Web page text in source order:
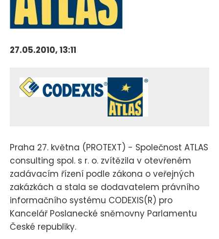
27.05.2010, 13:11
Praha 27. května (PROTEXT) - Společnost ATLAS
consulting spol. s r. o. zvítězila v otevřeném
zadávacím řízení podle zákona o veřejných
zakázkách a stala se dodavatelem právního
informačního systému CODEXIS(R) pro
Kancelář Poslanecké sněmovny Parlamentu
České republiky.